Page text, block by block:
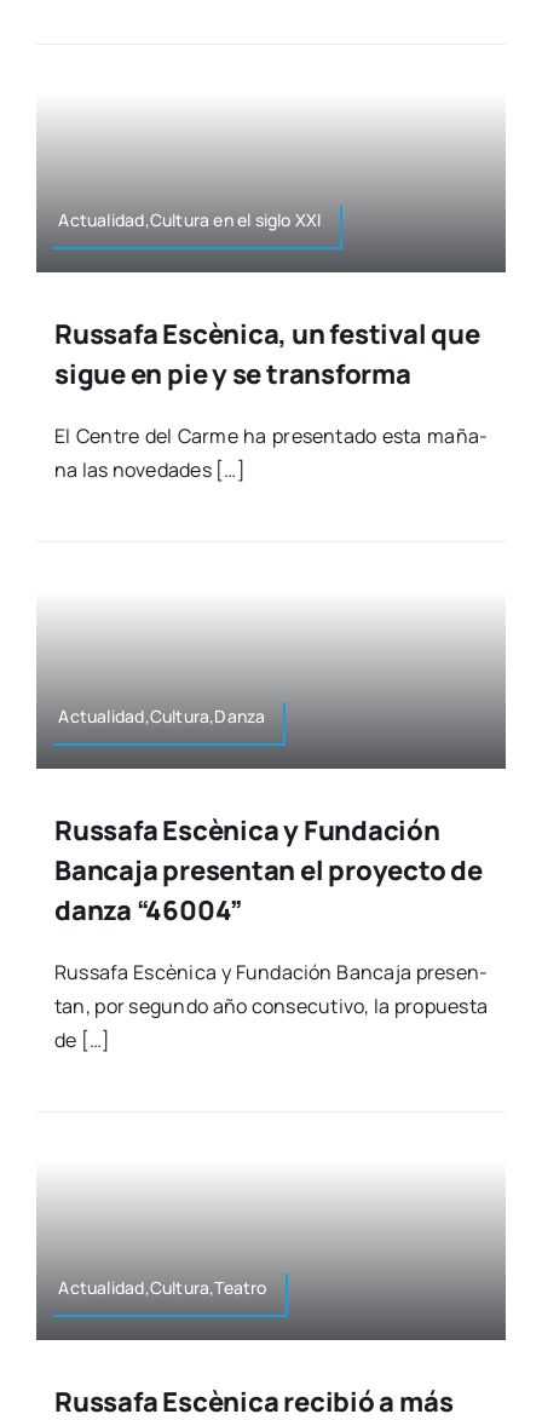
Actualidad,Cultura en el siglo XXI
Russafa Escènica, un festival que
sigue en pie y se transforma
El Cen­tre del Car­me ha pre­sen­ta­do esta maña­
na las nove­da­des […]
Actualidad,Cultura,Danza
Russafa Escènica y Fundación
Bancaja presentan el proyecto de
danza “46004”
Rus­sa­fa Escè­ni­ca y Fun­da­ción Ban­ca­ja pre­sen­
tan, por segun­do año con­se­cu­ti­vo, la pro­pues­ta
de […]
Actualidad,Cultura,Teatro
Russafa Escènica recibió a más